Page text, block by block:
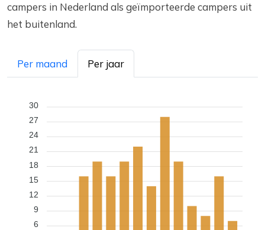
campers in Nederland als geïmporteerde campers uit
het buitenland.
Per maand Per jaar
30
27
24
21
18
15
12
9
6